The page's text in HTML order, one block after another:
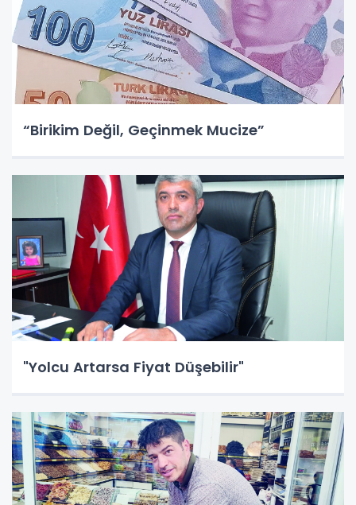
“Birikim Değil, Geçinmek Mucize”
"Yolcu Artarsa Fiyat Düşebilir"